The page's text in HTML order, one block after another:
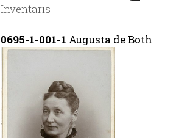
Inventaris
0695-1-001-1 Augusta de Both